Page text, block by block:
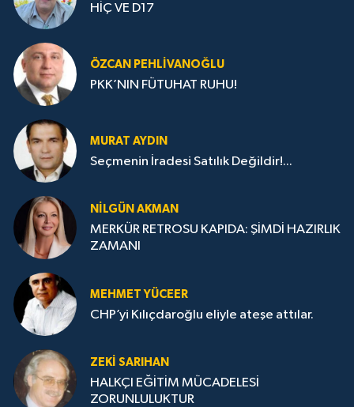
HİÇ VE D17
ÖZCAN PEHLIVANOĞLU
PKK’NIN FÜTUHAT RUHU!
MURAT AYDIN
Seçmenin İradesi Satılık Değildir!...
NILGÜN AKMAN
MERKÜR RETROSU KAPIDA: ŞİMDİ HAZIRLIK
ZAMANI
MEHMET YÜCEER
CHP’yi Kılıçdaroğlu eliyle ateşe attılar.
ZEKI SARIHAN
HALKÇI EĞİTİM MÜCADELESİ
ZORUNLULUKTUR